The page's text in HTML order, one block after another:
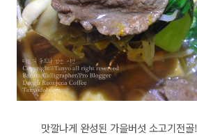
맛깔나게 완성된 가을버섯 소고기전골!